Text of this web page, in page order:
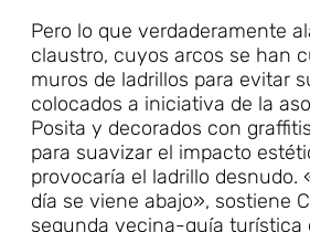
Pero lo que verdaderamente
claustro, cuyos arcos se han
muros de ladrillos para evitar
colocados a iniciativa de la
Posita y decorados con
para suavizar el impacto
provocaría el ladrillo desnudo.
día se viene abajo», sostiene
segunda vecina-guía turística